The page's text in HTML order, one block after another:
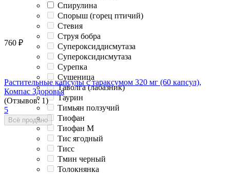
Спирулина
Спорыш (горец птичий)
Стевия
Струя бобра
Супероксиддисмутаза
Супероксидисмутаза
Сурепка
Сушеница
Таволга (лабазник)
Таурин
Тимьян ползучий
Тиофан
Тиофан М
Тис ягодный
Тисс
Тмин черный
Толокнянка
760 ₽
Растительные капсулы с тараксумом 320 мг (60 капсул),
Компас Здоровья
(Отзывов: 1)
5
Всё продано